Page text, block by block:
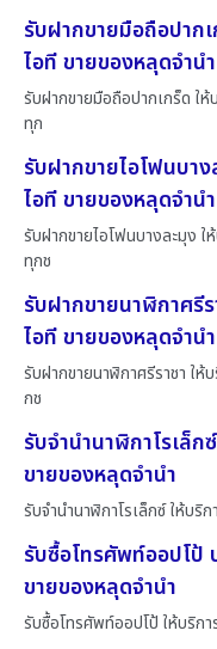
รับฝากขายมือถือปาก
ไอที ขายของหลุดจำ
รับฝากขายมือถือปากเกร็ด ใ
ทุก
รับฝากขายไอโฟนบา
ไอที ขายของหลุดจำ
รับฝากขายไอโฟนบางละมุง
ทุกช
รับฝากขายนาฬิกาศรี
ไอที ขายของหลุดจำ
รับฝากขายนาฬิกาศรีราชา ให้
กช
รับจำนำนาฬิกาโรเล็
ขายของหลุดจำนำ
รับจำนำนาฬิกาโรเล็กซ์ ให้บริ
รับซื้อโทรศัพท์ออปโป้
ขายของหลุดจำนำ
รับซื้อโทรศัพท์ออปโป้ ให้บริก